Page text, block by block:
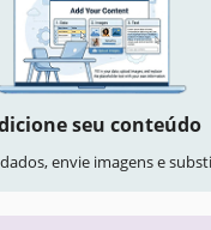
seu conteúdo
envie imagens e